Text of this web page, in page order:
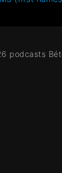
podcasts